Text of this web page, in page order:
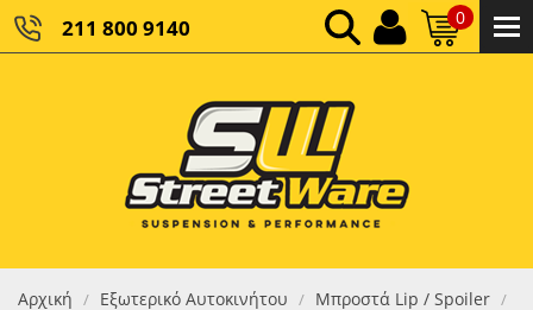
211 800 9140 0
ΚΑΘΑΡΌ ΣΎΝΟΛΟ:
ΤΕΛΙΚΌ ΣΎΝΟΛΟ:0,00 €
Αρχική / Εξωτερικό Αυτοκινήτου / Μπροστά Lip / Spoiler /